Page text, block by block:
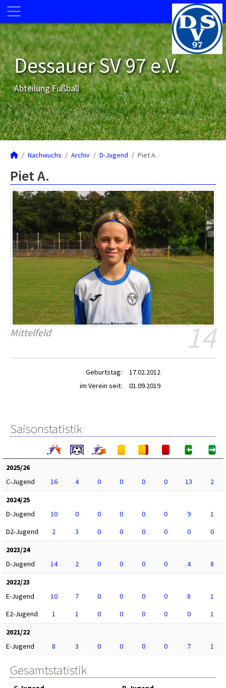
Dessauer SV 97 e.V.
Abteilung Fußball
Nachwuchs Archiv D-Jugend Piet A.
Piet A.
14
Mittelfeld
Geburtstag:
17.02.2012
im Verein seit:
01.09.2019
Saisonstatistik
2025/26
C-Jugend
16 4 0 0 0 0 13
2
2024/25
D-Jugend
10 0 0 0 0 0 9
1
D2-Jugend
2 3 0 0 0 0 0
0
2023/24
D-Jugend
14 2 0 0 0 0 4
8
2022/23
E-Jugend
10 7 0 0 0 0 8
1
E2-Jugend
1 1 0 0 0 0 0
1
2021/22
E-Jugend
8 3 0 0 0 0 7 1
Gesamtstatistik